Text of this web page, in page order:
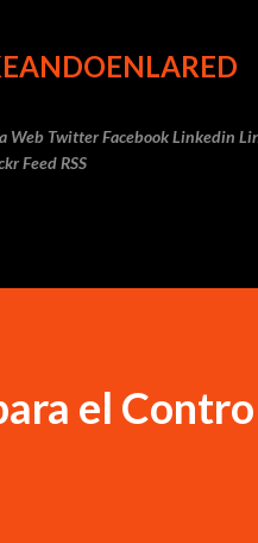
Web Twitter Facebook Linkedin
Feed RSS
el